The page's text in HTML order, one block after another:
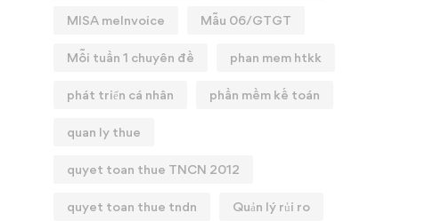
MISA meInvoice Mẫu 06/GTGT
Mỗi tuần 1 chuyên đề phan mem htkk
phát triển cá nhân phần mềm kế toán
quan ly thue
quyet toan thue TNCN 2012
quyet toan thue tndn Quản lý rủi ro